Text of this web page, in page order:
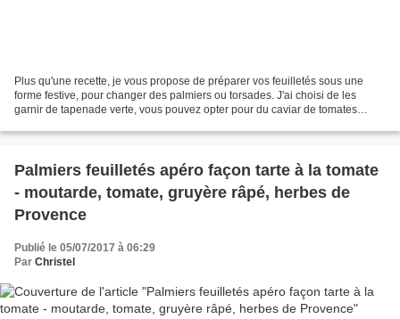
Plus qu'une recette, je vous propose de préparer vos feuilletés sous une
forme festive, pour changer des palmiers ou torsades. J'ai choisi de les
garnir de tapenade verte, vous pouvez opter pour du caviar de tomates
Palmiers feuilletés apéro façon tarte à la tomate
- moutarde, tomate, gruyère râpé, herbes de
Provence
Publié le 05/07/2017 à 06:29
Par Christel